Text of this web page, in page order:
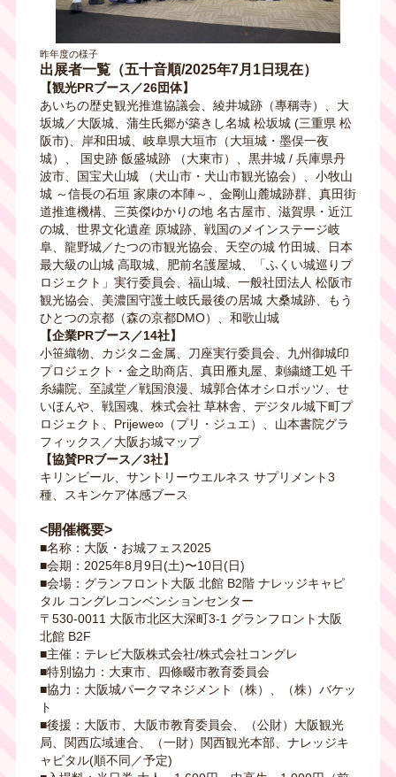
昨年度の様子
出展者一覧（五十音順/2025年7月1日現在）
【観光PRブース／26団体】
あいちの歴史観光推進協議会、綾井城跡（專稱寺）、大
坂城／大阪城、蒲生氏郷が築きし名城 松坂城 (三重県 松
阪市)、岸和田城、岐阜県大垣市（大垣城・墨俣一夜
城）、 国史跡 飯盛城跡 （大東市）、黒井城 / 兵庫県丹
波市、国宝犬山城 （犬山市・犬山市観光協会）、小牧山
城 ～信長の石垣 家康の本陣～、金剛山麓城跡群、真田街
道推進機構、三英傑ゆかりの地 名古屋市、滋賀県・近江
の城、世界文化遺産 原城跡、戦国のメインステージ岐
阜、龍野城／たつの市観光協会、天空の城 竹田城、日本
最大級の山城 高取城、肥前名護屋城、「ふくい城巡りプ
ロジェクト」実行委員会、福山城、一般社団法人 松阪市
観光協会、美濃国守護土岐氏最後の居城 大桑城跡、もう
ひとつの京都（森の京都DMO）、和歌山城
【企業PRブース／14社】
小笹織物、カジタニ金属、刀座実行委員会、九州御城印
プロジェクト・金之助商店、真田雁丸屋、刺繍縫工処 千
糸繍院、至誠堂／戦国浪漫、城郭合体オシロボッツ、せ
いほんや、戦国魂、株式会社 草林舎、デジタル城下町プ
ロジェクト、Prijewe∞（プリ・ジュエ）、山本書院グラ
フィックス／大阪お城マップ
【協賛PRブース／3社】
キリンビール、サントリーウエルネス サプリメント3
種、スキンケア体感ブース
<開催概要>
■名称：⼤阪・お城フェス2025
■会期：2025年8⽉9⽇(⼟)〜10⽇(日)
■会場：グランフロント⼤阪 北館 B2階 ナレッジキャピ
タル コングレコンベンションセンター
〒530-0011 ⼤阪市北区⼤深町3-1 グランフロント⼤阪
北館 B2F
■主催：テレビ⼤阪株式会社/株式会社コングレ
■特別協力：大東市、四條畷市教育委員会
■協力：大阪城パークマネジメント（株）、（株）バケッ
ト
■後援：⼤阪市、⼤阪市教育委員会、（公財）⼤阪観光
局、関⻄広域連合、（⼀財）関⻄観光本部、ナレッジキ
ャピタル(順不同／予定)